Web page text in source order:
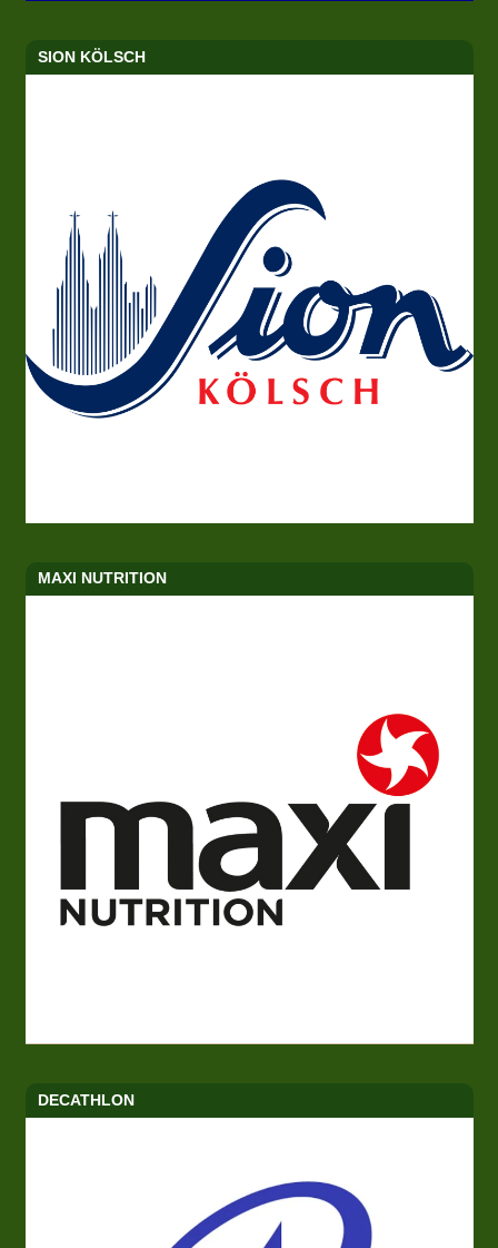
SION KÖLSCH
MAXI NUTRITION
DECATHLON